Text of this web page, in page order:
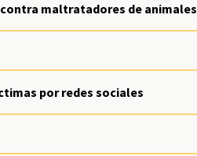
maltratadores de animales
por redes sociales